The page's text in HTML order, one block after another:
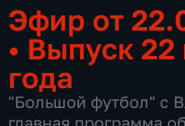
Эфир от
• Выпуск
года
"Большой футбол" с